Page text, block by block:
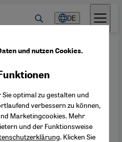
DE
keine
und nutzen Cookies.
optimal zu gestalten und
verbessern zu können,
Marketingcookies. Mehr
und der Funktionsweise
. Klicken Sie